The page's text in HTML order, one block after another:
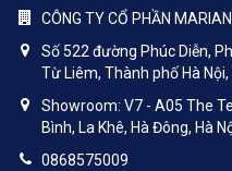
CÔNG TY CỔ PHẦN MARIAN
Số 522 đường Phúc Diễn,
Từ Liêm, Thành phố Hà Nội,
Showroom: V7 - A05 The
Bình, La Khê, Hà Đông, Hà
0868575009